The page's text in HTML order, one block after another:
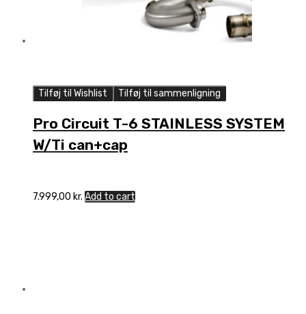
Tilføj til Wishlist Tilføj til sammenligning
Pro Circuit T-6 STAINLESS SYSTEM
W/Ti can+cap
7.999,00 kr. Add to cart